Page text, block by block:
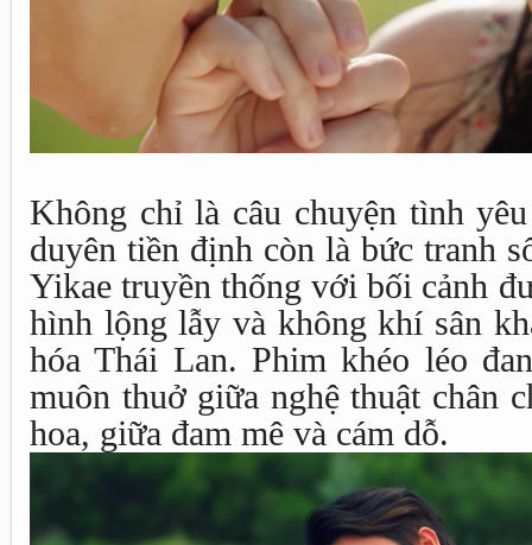
Không chỉ là câu chuyện tình
duyên tiền định còn là bức tranh
Yikae truyền thống với bối cảnh
hình lộng lẫy và không khí sân
hóa Thái Lan. Phim khéo léo
muôn thuở giữa nghệ thuật chân
hoa, giữa đam mê và cám dỗ.